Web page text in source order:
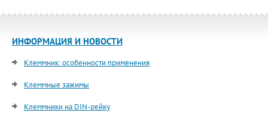
ИНФОРМАЦИЯ И НОВОСТИ
Клеммник: особенности применения
Клеммные зажимы
Клеммники на DIN-рейку